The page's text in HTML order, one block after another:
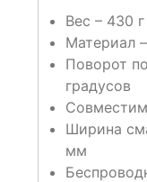
Вес – 430 г
Материал
Поворот
градусов
Ширина
мм